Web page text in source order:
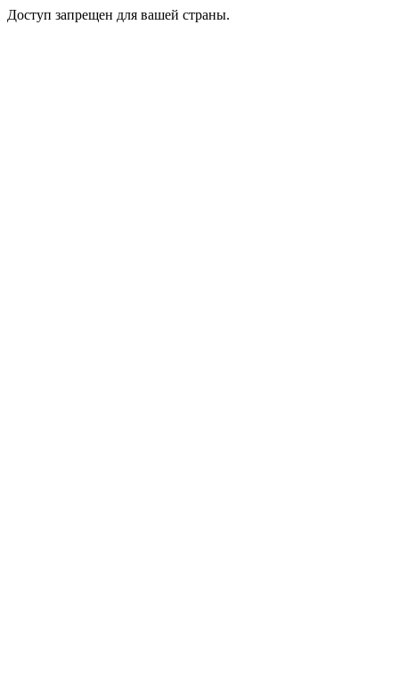
Доступ запрещен для вашей страны.